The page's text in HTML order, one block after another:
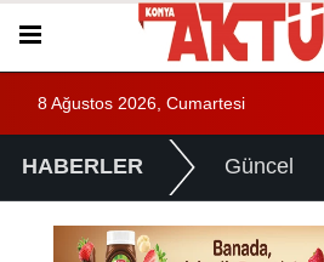
8 Ağustos 2026, Cumartesi
HABERLER Güncel